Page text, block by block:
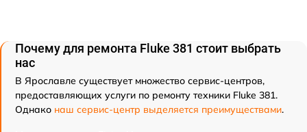
Почему для ремонта Fluke 381 стоит выбрать
нас
В Ярославле существует множество сервис-центров,
предоставляющих услуги по ремонту техники Fluke 381.
Однако наш сервис-центр выделяется преимуществами.